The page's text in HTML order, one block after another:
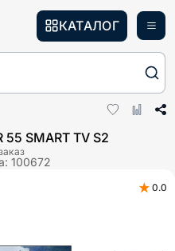
КАТАЛОГ
SMART TV S2
100672
★ 0.0